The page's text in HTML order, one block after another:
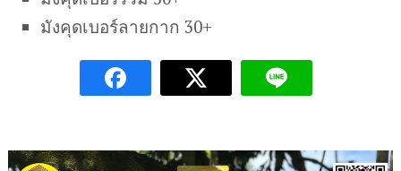
มังคุดเบอร์ลายกาก 30+